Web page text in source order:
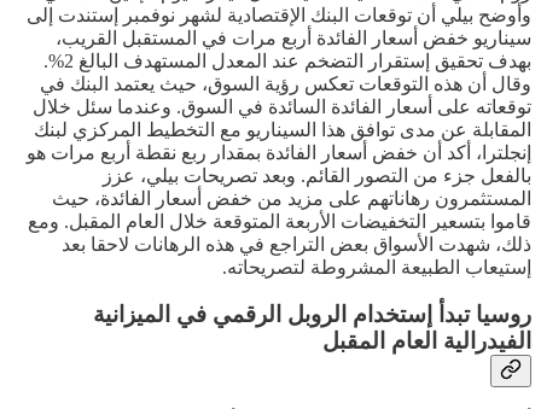
وأوضح بيلي أن توقعات البنك الإقتصادية لشهر نوفمبر إستندت إلى
سيناريو خفض أسعار الفائدة أربع مرات في المستقبل القريب،
بهدف تحقيق إستقرار التضخم عند المعدل المستهدف البالغ 2%.
وقال أن هذه التوقعات تعكس رؤية السوق، حيث يعتمد البنك في
توقعاته على أسعار الفائدة السائدة في السوق. وعندما سئل خلال
المقابلة عن مدى توافق هذا السيناريو مع التخطيط المركزي لبنك
إنجلترا، أكد أن خفض أسعار الفائدة بمقدار ربع نقطة أربع مرات هو
بالفعل جزء من التصور القائم. وبعد تصريحات بيلي، عزز
المستثمرون رهاناتهم على مزيد من خفض أسعار الفائدة، حيث
قاموا بتسعير التخفيضات الأربعة المتوقعة خلال العام المقبل. ومع
ذلك، شهدت الأسواق بعض التراجع في هذه الرهانات لاحقا بعد
إستيعاب الطبيعة المشروطة لتصريحاته.
روسيا تبدأ إستخدام الروبل الرقمي في الميزانية
الفيدرالية العام المقبل